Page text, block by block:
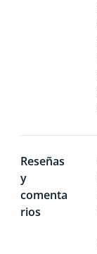
Reseñas
y
comenta
rios